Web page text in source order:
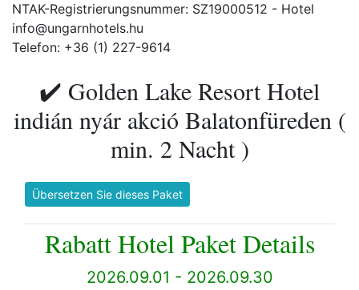
NTAK-Registrierungsnummer: SZ19000512 - Hotel
info@ungarnhotels.hu
Telefon: +36 (1) 227-9614
✔️ Golden Lake Resort Hotel
indián nyár akció Balatonfüreden (
min. 2 Nacht )
Übersetzen Sie dieses Paket
Rabatt Hotel Paket Details
2026.09.01 - 2026.09.30